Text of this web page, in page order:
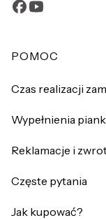
Linki w
POMOC
Czas realizacji
Wypełnienia
Reklamacje i
Częste pytania
Jak kupować?